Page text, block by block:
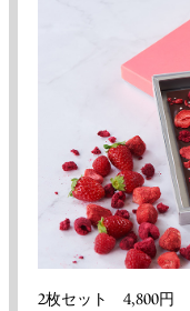
2枚セット 4,800円